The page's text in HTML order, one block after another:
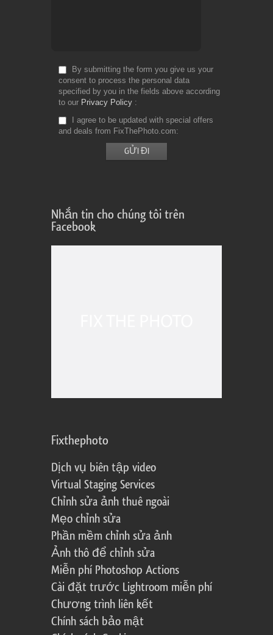
By submitting the form you give us your
consent to process the personal data
specified by you in the fields above according
to our Privacy Policy
I agree to be updated with special offers
and deals from FixThePhoto.com
Nhắn tin cho chúng tôi trên
Facebook
Fixthephoto
Dịch vụ biên tập video
Virtual Staging Services
Chỉnh sửa ảnh thuê ngoài
Mẹo chỉnh sửa
Phần mềm chỉnh sửa ảnh
Ảnh thô để chỉnh sửa
Miễn phí Photoshop Actions
Cài đặt trước Lightroom miễn phí
Chương trình liên kết
Chính sách bảo mật